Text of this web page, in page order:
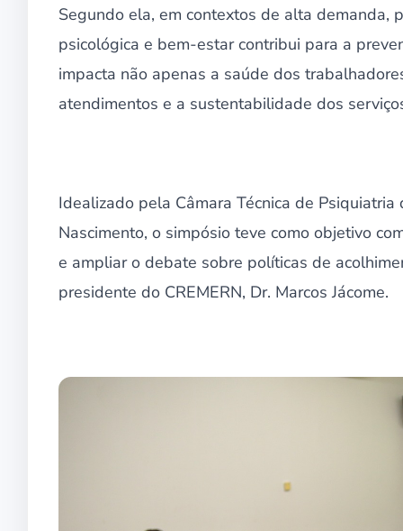
Segundo ela, em contextos de alta demanda,
psicológica e bem-estar contribui para a
impacta não apenas a saúde dos
atendimentos e a sustentabilidade dos
Idealizado pela Câmara Técnica de
Nascimento, o simpósio teve como objetivo
e ampliar o debate sobre políticas de
presidente do CREMERN, Dr. Marcos Jácome.